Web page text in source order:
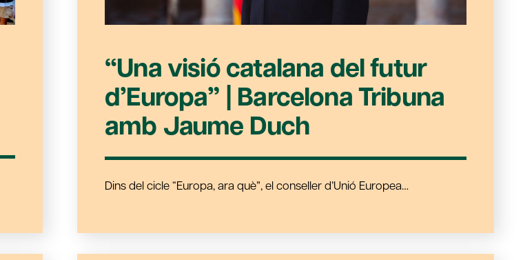
“Una visió catalana del futur
d’Europa” | Barcelona Tribuna
amb Jaume Duch
Dins del cicle “Europa, ara què”, el conseller d’Unió Europea…